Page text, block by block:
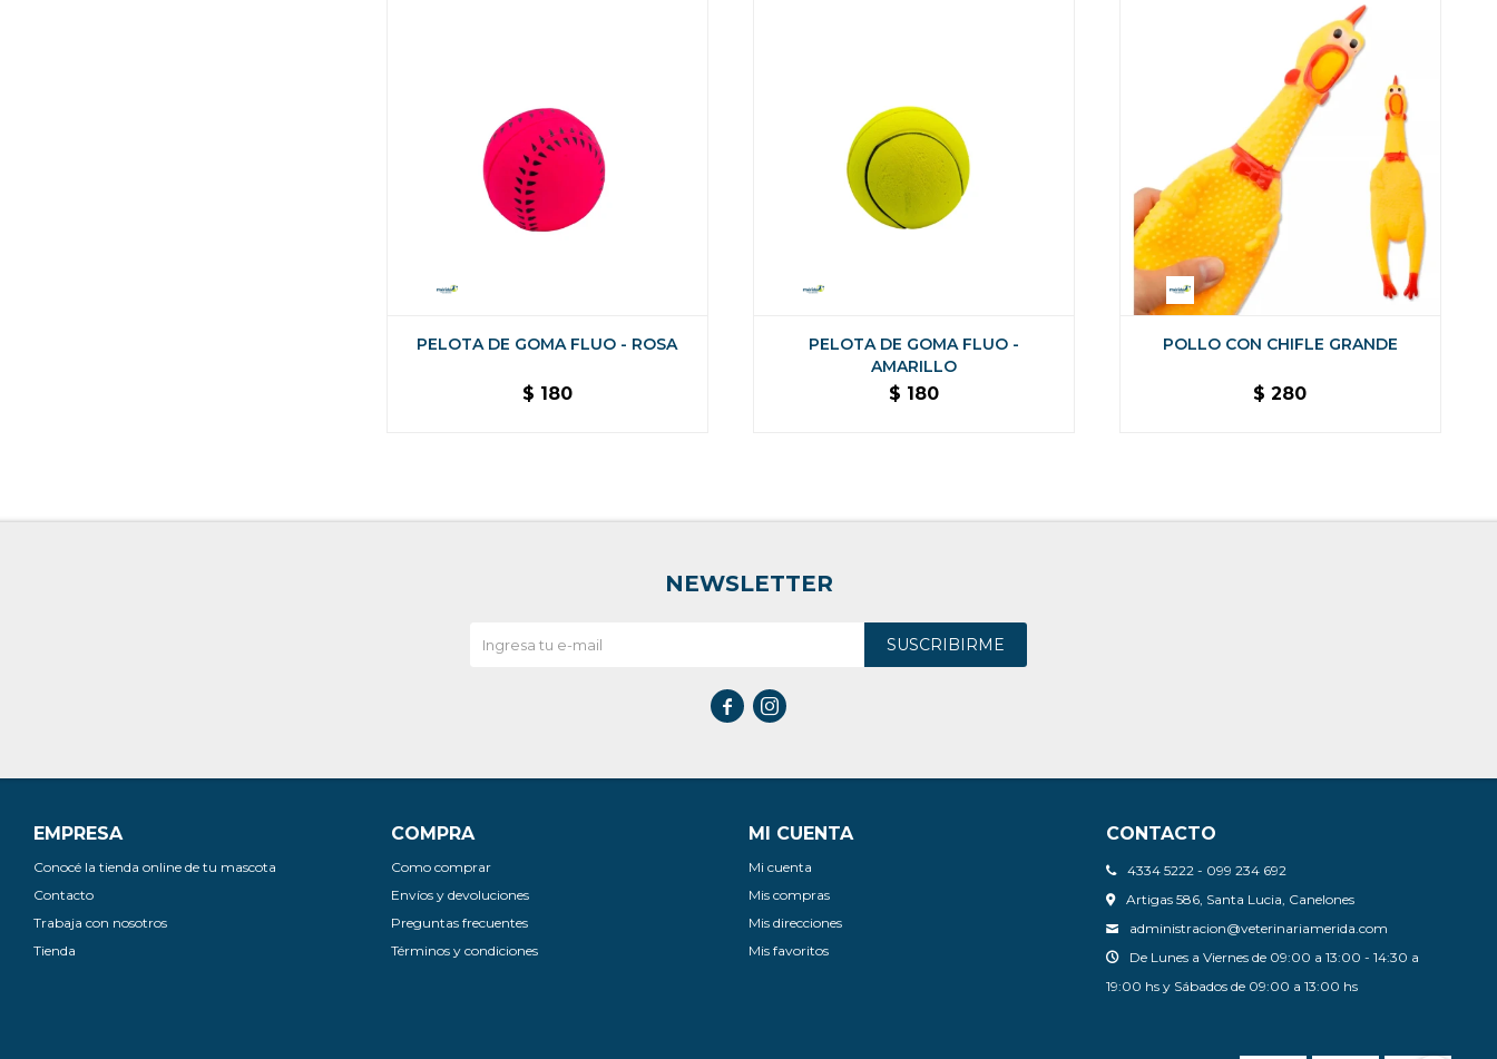
PELOTA DE GOMA FLUO - ROSA
$ 180
PELOTA DE GOMA FLUO -
AMARILLO
$ 180
POLLO CON CHIFLE GRANDE
$ 280
CONTACTO
4334 5222 - 099 234 692
Artigas 586, Santa Lucia, Canelones
administracion@veterinariamerida.com
De Lunes a Viernes de 09:00 a 13:00 - 14:30 a
19:00 hs y Sábados de 09:00 a 13:00 hs
EMPRESA
Conocé la tienda online de tu mascota
Contacto
Trabaja con nosotros
Tienda
COMPRA
Como comprar
Envíos y devoluciones
Preguntas frecuentes
Términos y condiciones
MI CUENTA
Mi cuenta
Mis compras
Mis direcciones
Mis favoritos
NEWSLETTER
SUSCRIBIRME
 